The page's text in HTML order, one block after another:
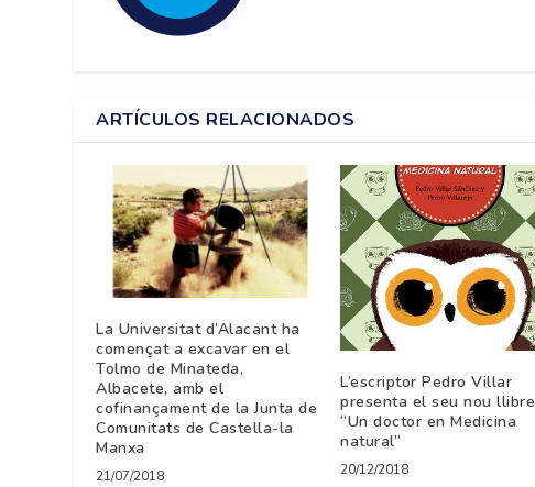
ARTÍCULOS RELACIONADOS
La Universitat d’Alacant ha
començat a excavar en el
Tolmo de Minateda,
Albacete, amb el
cofinançament de la Junta de
Comunitats de Castella-la
Manxa
21/07/2018
L’escriptor Pedro Villar
presenta el seu nou llibre
“Un doctor en Medicina
natural”
20/12/2018